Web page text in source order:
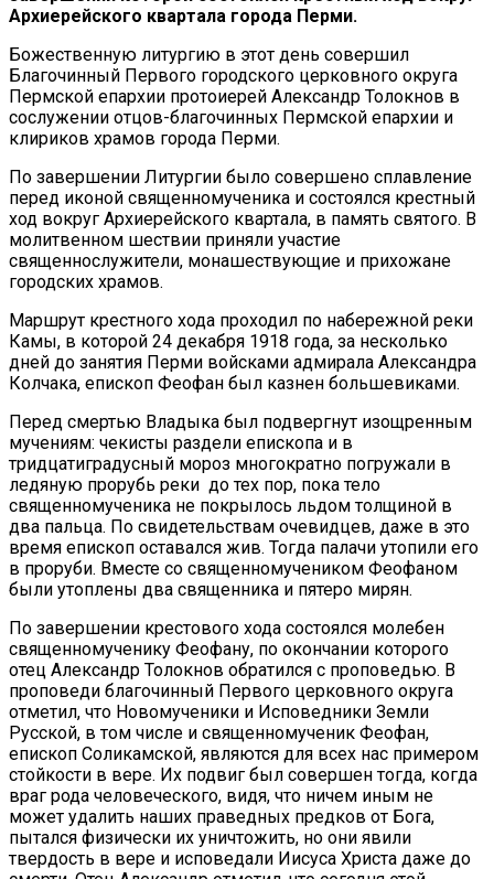
Архиерейского квартала города Перми.
Божественную литургию в этот день совершил
Благочинный Первого городского церковного округа
Пермской епархии протоиерей Александр Толокнов в
сослужении отцов-благочинных Пермской епархии и
клириков храмов города Перми.
По завершении Литургии было совершено сплавление
перед иконой священномученика и состоялся крестный
ход вокруг Архиерейского квартала, в память святого. В
молитвенном шествии приняли участие
священнослужители, монашествующие и прихожане
городских храмов.
Маршрут крестного хода проходил по набережной реки
Камы, в которой 24 декабря 1918 года, за несколько
дней до занятия Перми войсками адмирала Александра
Колчака, епископ Феофан был казнен большевиками.
Перед смертью Владыка был подвергнут изощренным
мучениям: чекисты раздели епископа и в
тридцатиградусный мороз многократно погружали в
ледяную прорубь реки до тех пор, пока тело
священномученика не покрылось льдом толщиной в
два пальца. По свидетельствам очевидцев, даже в это
время епископ оставался жив. Тогда палачи утопили его
в проруби. Вместе со священномучеником Феофаном
были утоплены два священника и пятеро мирян.
По завершении крестового хода состоялся молебен
священномученику Феофану, по окончании которого
отец Александр Толокнов обратился с проповедью. В
проповеди благочинный Первого церковного округа
отметил, что Новомученики и Исповедники Земли
Русской, в том числе и священномученик Феофан,
епископ Соликамской, являются для всех нас примером
стойкости в вере. Их подвиг был совершен тогда, когда
враг рода человеческого, видя, что ничем иным не
может удалить наших праведных предков от Бога,
пытался физически их уничтожить, но они явили
твердость в вере и исповедали Иисуса Христа даже до